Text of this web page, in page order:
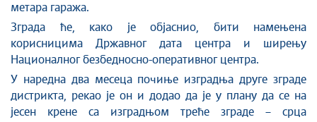
метара гаража.
Зграда ће, како је објаснио, бити намењена
корисницима Државног дата центра и ширењу
Националног безбедносно-оперативног центра.
У наредна два месеца почиње изградња друге зграде
дистрикта, рекао је он и додао да је у плану да се на
јесен крене са изградњом треће зграде – срца